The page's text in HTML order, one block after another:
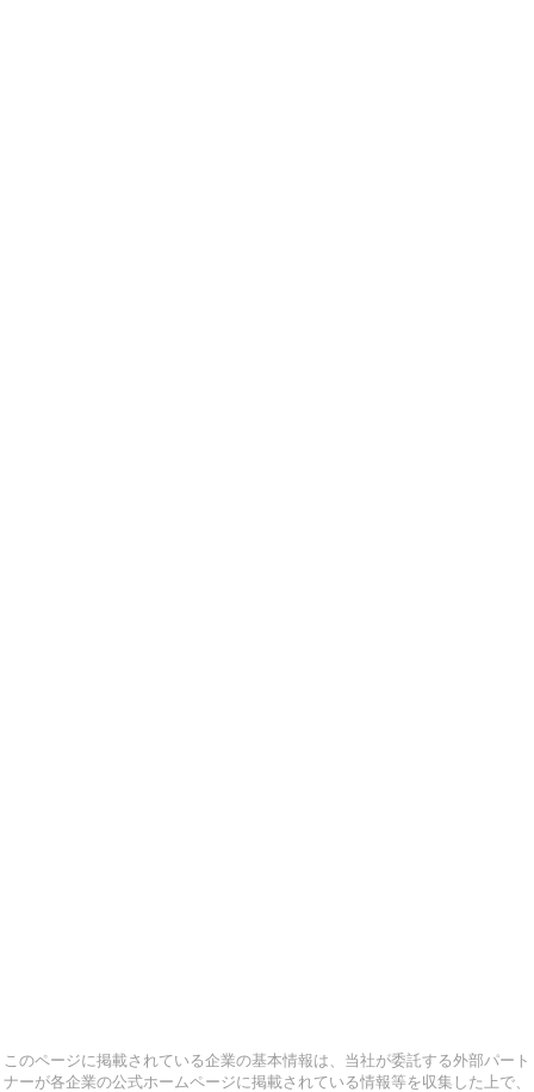
このページに掲載されている企業の基本情報は、当社が委託する外部パート
ナーが各企業の公式ホームページに掲載されている情報等を収集した上で、